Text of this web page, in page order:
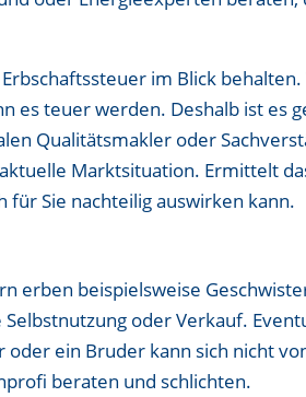
im Blick
es teuer werden. Deshalb ist es
Qualitätsmakler oder
Marktsituation. Ermittelt
für Sie nachteilig auswirken kann.
erben beispielsweise
Selbstnutzung oder Verkauf.
oder ein Bruder kann sich nicht
beraten und schlichten.